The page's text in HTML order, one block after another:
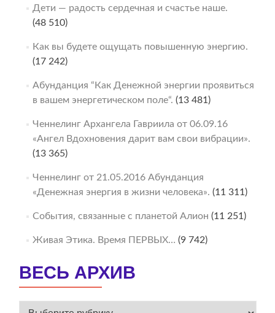
Дети — радость сердечная и счастье наше.
(48 510)
Как вы будете ощущать повышенную энергию.
(17 242)
Абунданция “Как Денежной энергии проявиться
в вашем энергетическом поле“. (13 481)
Ченнелинг Архангела Гавриила от 06.09.16
«Ангел Вдохновения дарит вам свои вибрации».
(13 365)
Ченнелинг от 21.05.2016 Абунданция
«Денежная энергия в жизни человека». (11 311)
События, связанные с планетой Алион (11 251)
Живая Этика. Время ПЕРВЫХ… (9 742)
ВЕСЬ АРХИВ
ВЕСЬ